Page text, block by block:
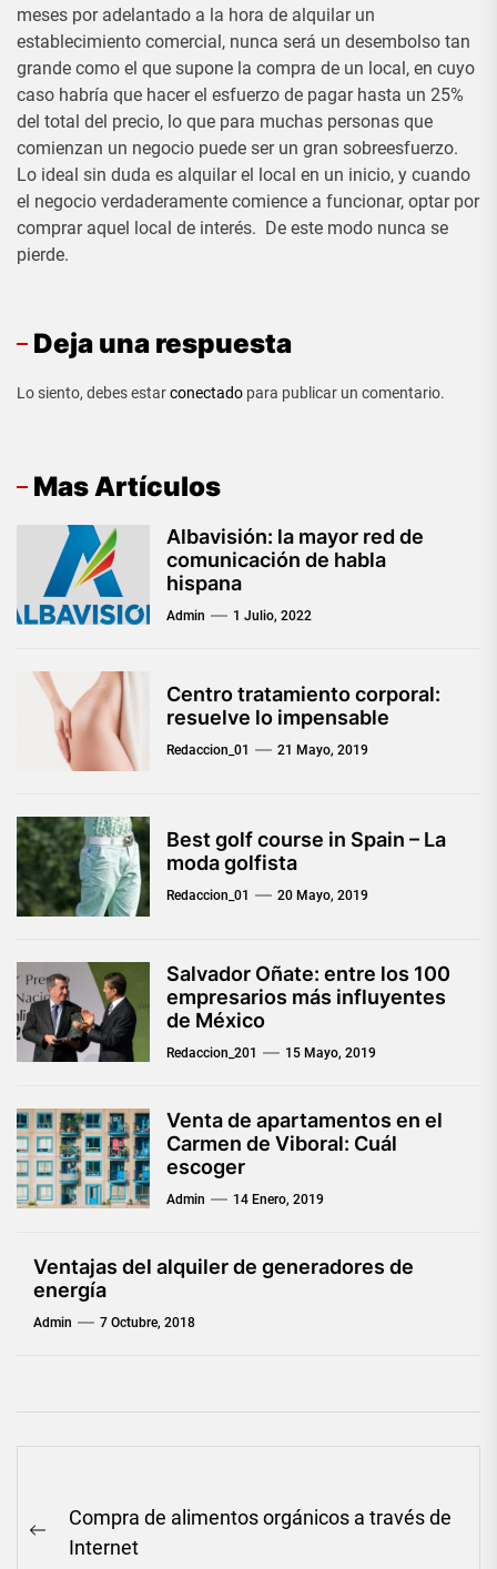
meses por adelantado a la hora de alquilar un
establecimiento comercial, nunca será un desembolso tan
grande como el que supone la compra de un local, en cuyo
caso habría que hacer el esfuerzo de pagar hasta un 25%
del total del precio, lo que para muchas personas que
comienzan un negocio puede ser un gran sobreesfuerzo.
Lo ideal sin duda es alquilar el local en un inicio, y cuando
el negocio verdaderamente comience a funcionar, optar por
comprar aquel local de interés. De este modo nunca se
pierde.
Deja una respuesta
Lo siento, debes estarconectado para publicar un comentario.
Mas Artículos
Albavisión: la mayor red de
comunicación de habla
hispana
Admin 1 Julio, 2022
Centro tratamiento corporal:
resuelve lo impensable
Redaccion_01 21 Mayo, 2019
Best golf course in Spain – La
moda golfista
Redaccion_01 20 Mayo, 2019
Salvador Oñate: entre los 100
empresarios más influyentes
de México
Redaccion_201 15 Mayo, 2019
Venta de apartamentos en el
Carmen de Viboral: Cuál
escoger
Admin 14 Enero, 2019
Ventajas del alquiler de generadores de
energía
Admin 7 Octubre, 2018
dePrevious
Compra de alimentos orgánicos a través de
Internet